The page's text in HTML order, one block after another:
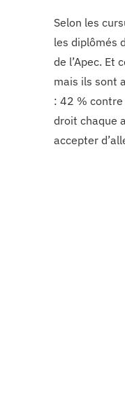
Selon les
les diplômés
de l’Apec. Et
mais ils sont
: 42 %
droit chaque
accepter